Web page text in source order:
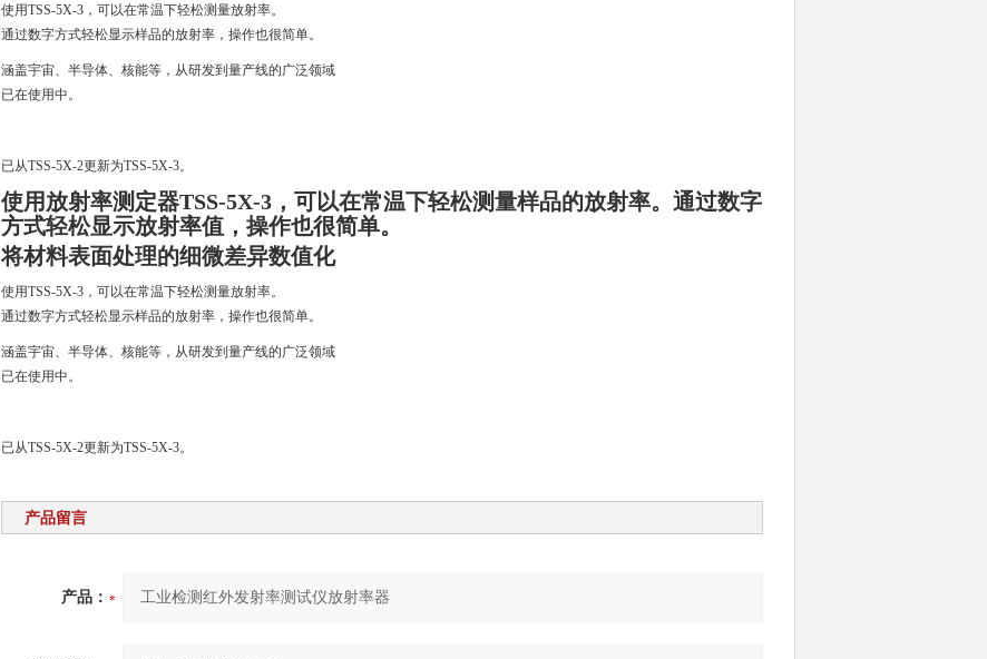
使用TSS-5X-3，可以在常温下轻松测量放射率。
通过数字方式轻松显示样品的放射率，操作也很简单。
涵盖宇宙、半导体、核能等，从研发到量产线的广泛领域
已在使用中。
已从TSS-5X-2更新为TSS-5X-3。
使用放射率测定器TSS-5X-3，可以在常温下轻松测量样品的放射率。通过数字
方式轻松显示放射率值，操作也很简单。
将材料表面处理的细微差异数值化
使用TSS-5X-3，可以在常温下轻松测量放射率。
通过数字方式轻松显示样品的放射率，操作也很简单。
涵盖宇宙、半导体、核能等，从研发到量产线的广泛领域
已在使用中。
已从TSS-5X-2更新为TSS-5X-3。
产品留言
产品：